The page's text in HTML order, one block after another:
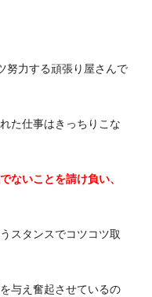
努力する頑張り屋さんで
た仕事はきっちりこな
ないことを請け負い、
スタンスでコツコツ取
与え奮起させているの